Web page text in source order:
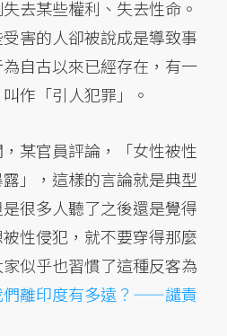
去某些權利、失去性命。
害的人卻被說成是導致事
自古以來已經存在，有一
作「引人犯罪」。
某官員評論，「女性被性
」，這樣的言論就是典型
很多人聽了之後還是覺得
性侵犯，就不要穿得那麼
似乎也習慣了這種反客為
們離印度有多遠？——譴責